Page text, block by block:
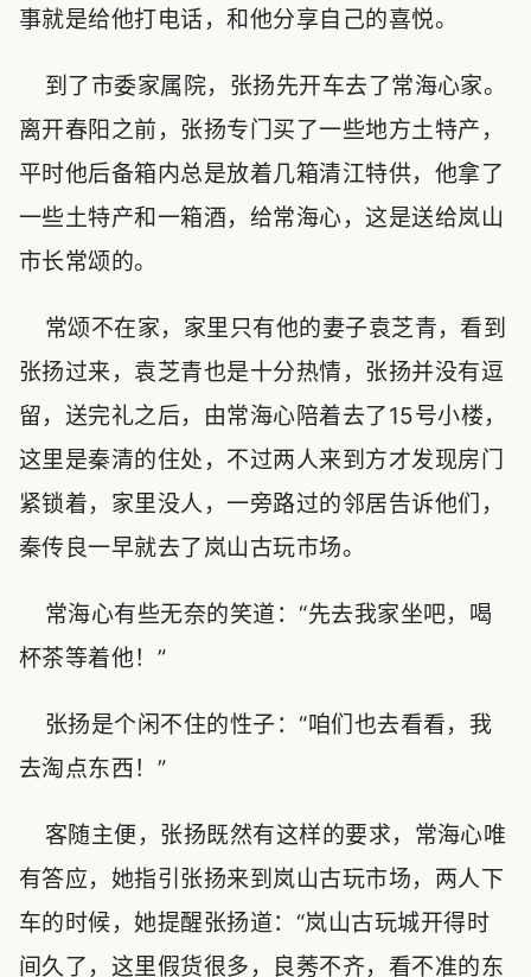
事就是给他打电话，和他分享自己的喜悦。
到了市委家属院，张扬先开车去了常海心家。
离开春阳之前，张扬专门买了一些地方土特产，
平时他后备箱内总是放着几箱清江特供，他拿了
一些土特产和一箱酒，给常海心，这是送给岚山
市长常颂的。
常颂不在家，家里只有他的妻子袁芝青，看到
张扬过来，袁芝青也是十分热情，张扬并没有逗
留，送完礼之后，由常海心陪着去了15号小楼，
这里是秦清的住处，不过两人来到方才发现房门
紧锁着，家里没人，一旁路过的邻居告诉他们，
秦传良一早就去了岚山古玩市场。
常海心有些无奈的笑道：“先去我家坐吧，喝
杯茶等着他！”
张扬是个闲不住的性子：“咱们也去看看，我
去淘点东西！”
客随主便，张扬既然有这样的要求，常海心唯
有答应，她指引张扬来到岚山古玩市场，两人下
车的时候，她提醒张扬道：“岚山古玩城开得时
间久了，这里假货很多，良莠不齐，看不准的东